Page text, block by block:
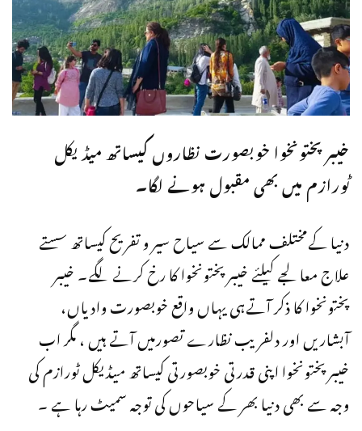
خیبرپختونخوا خوبصورت نظاروں کیساتھ میڈیکل
ٹورازم میں بھی مقبول ہونے لگا۔
دنیا کےمختلف ممالک سے سیاح سیر و تفریح کیساتھ سستے
علاج معالجے کیلئے خیبرپختونخوا کا رخ کرنے لگے۔ خیبر
پختونخوا کا ذکر آتےہی یہاں واقع خوبصورت وادیاں،
آبشاریں اور دلفریب نظارے تصورمیں آتے ہیں ، مگر اب
خیبرپختونخوا اپنی قدرتی خوبصورتی کیساتھ میڈیکل ٹورازم کی
وجہ سے بھی دنیا بھر کے سیاحوں کی توجہ سمیٹ رہا ہے ۔